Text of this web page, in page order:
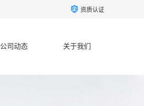
资质认证
公司动态 关于我们